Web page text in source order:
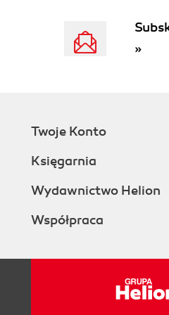
»
Twoje Konto
Księgarnia
Wydawnictwo Helion
Współpraca